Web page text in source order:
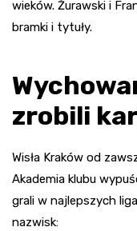
wieków. Żurawski i
bramki i tytuły.
zrobili
Wisła Kraków od
Akademia klubu
grali w najlepszych
nazwisk: